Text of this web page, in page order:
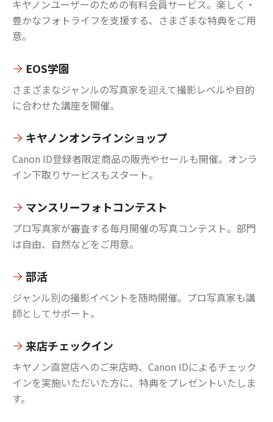
キヤノンユーザーのための有料会員サービス。楽しく・
豊かなフォトライフを支援する、さまざまな特典をご用
意。
EOS学園
さまざまなジャンルの写真家を迎えて撮影レベルや目的
に合わせた講座を開催。
キヤノンオンラインショップ
Canon ID登録者限定商品の販売やセールも開催。オンラ
イン下取りサービスもスタート。
マンスリーフォトコンテスト
プロ写真家が審査する毎月開催の写真コンテスト。部門
は自由、自然などをご用意。
部活
ジャンル別の撮影イベントを随時開催。プロ写真家も講
師としてサポート。
来店チェックイン
キヤノン直営店へのご来店時、Canon IDによるチェック
インを実施いただいた方に、特典をプレゼントいたしま
す。